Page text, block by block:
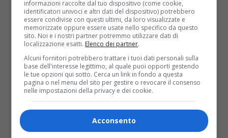
informazioni raccolte dal tuo dispositivo (come cookie,
identificatori univoci e altri dati del dispositivo) potrebbero
essere condivise con questi ultimi, da loro visualizzate e
memorizzate oppure essere usate nello specifico da questo
sito. Noi e i nostri partner potremmo utilizzare dati di
localizzazione esatti. Elenco dei partner.
Alcuni fornitori potrebbero trattare i tuoi dati personali sulla
base dell'interesse legittimo, al quale puoi opporti gestendo
le tue opzioni qui sotto. Cerca un link in fondo a questa
pagina o nel menu del sito per gestire o revocare il consenso
nelle impostazioni della privacy e dei cookie.
Acconsento